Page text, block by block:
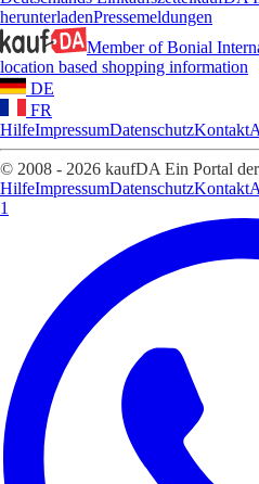
herunterladenPressemeldungen
Member of Bonial
location based shopping information
DE
FR
HilfeImpressumDatenschutzKontakt
© 2008 - 2026 kaufDA Ein Portal
HilfeImpressumDatenschutzKontakt
1